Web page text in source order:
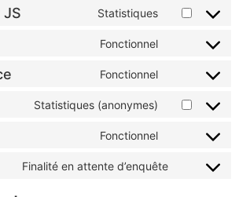
Statistiques
Fonctionnel
Fonctionnel
Statistiques (anonymes)
Fonctionnel
Finalité en attente d’enquête